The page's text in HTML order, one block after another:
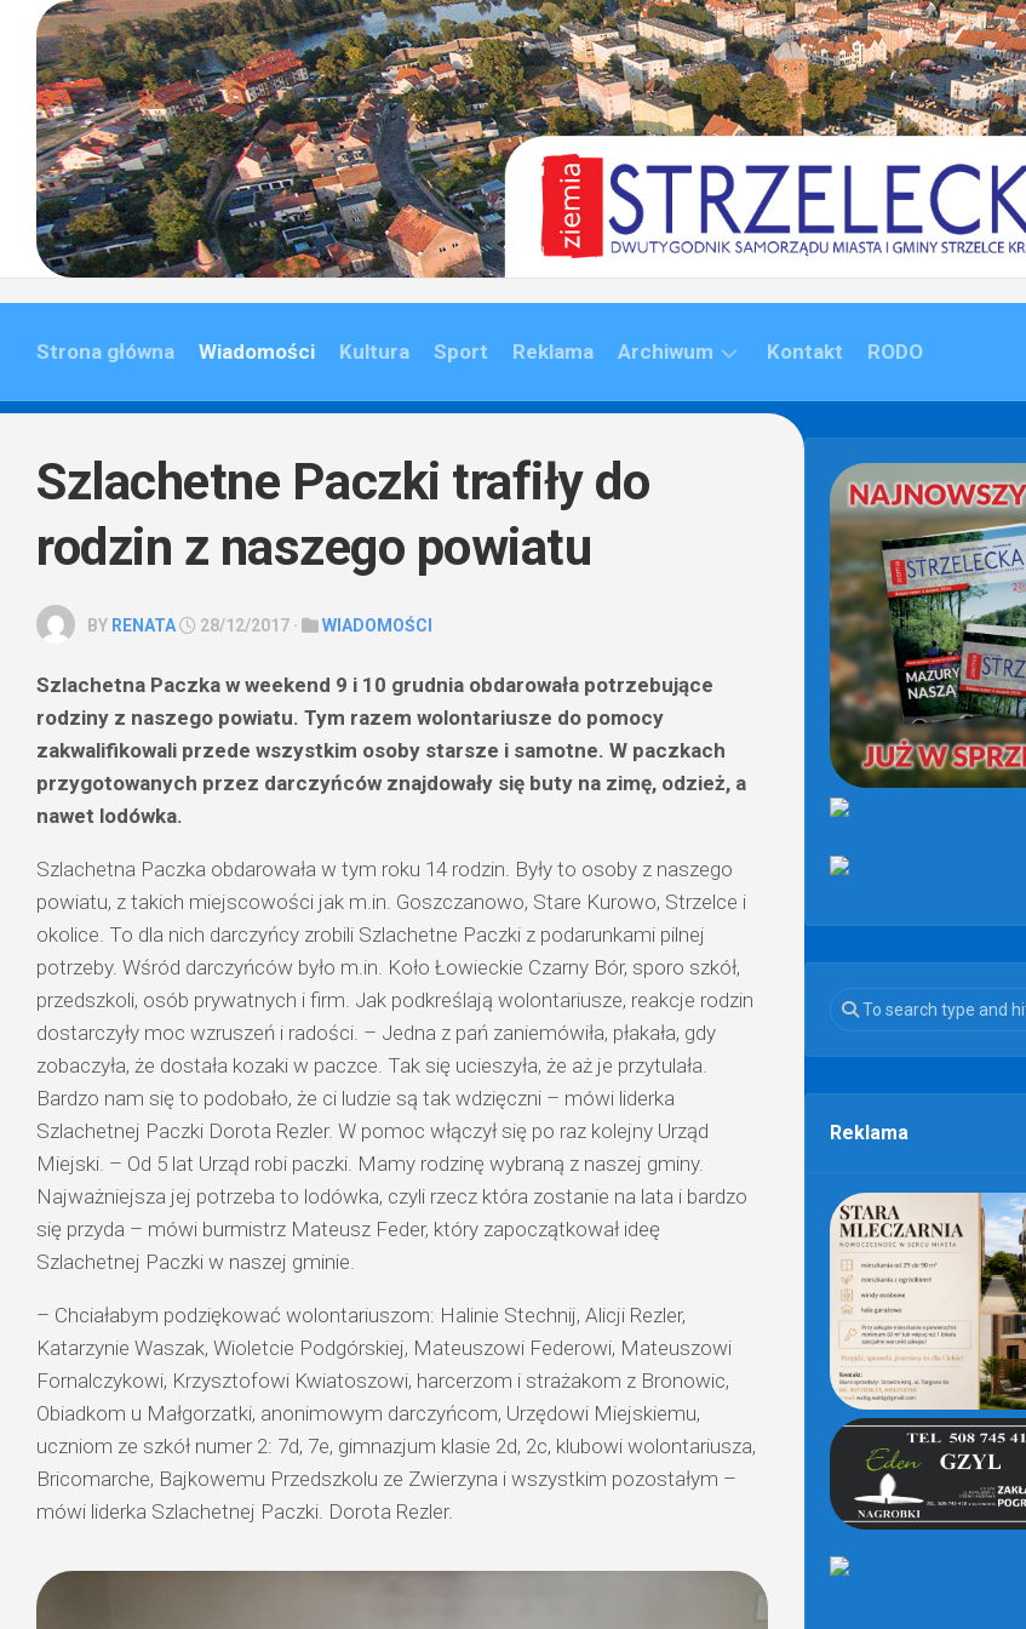
content
Strona główna Wiadomości Kultura Sport Reklama Archiwum
2020)
Kontakt RODO
Szlachetne Paczki trafiły do
rodzin z naszego powiatu
BY RENATA 28/12/2017 · WIADOMOŚCI
Szlachetna Paczka w weekend 9 i 10 grudnia obdarowała potrzebujące
rodziny z naszego powiatu. Tym razem wolontariusze do pomocy
zakwalifikowali przede wszystkim osoby starsze i samotne. W paczkach
przygotowanych przez darczyńców znajdowały się buty na zimę, odzież, a
nawet lodówka.
Szlachetna Paczka obdarowała w tym roku 14 rodzin. Były to osoby z naszego
powiatu, z takich miejscowości jak m.in. Goszczanowo, Stare Kurowo, Strzelce i
okolice. To dla nich darczyńcy zrobili Szlachetne Paczki z podarunkami pilnej
potrzeby. Wśród darczyńców było m.in. Koło Łowieckie Czarny Bór, sporo szkół,
przedszkoli, osób prywatnych i firm. Jak podkreślają wolontariusze, reakcje rodzin
dostarczyły moc wzruszeń i radości. – Jedna z pań zaniemówiła, płakała, gdy
zobaczyła, że dostała kozaki w paczce. Tak się ucieszyła, że aż je przytulała.
Bardzo nam się to podobało, że ci ludzie są tak wdzięczni – mówi liderka
Szlachetnej Paczki Dorota Rezler. W pomoc włączył się po raz kolejny Urząd
Miejski. – Od 5 lat Urząd robi paczki. Mamy rodzinę wybraną z naszej gminy.
Najważniejsza jej potrzeba to lodówka, czyli rzecz która zostanie na lata i bardzo
się przyda – mówi burmistrz Mateusz Feder, który zapoczątkował ideę
Szlachetnej Paczki w naszej gminie.
– Chciałabym podziękować wolontariuszom: Halinie Stechnij, Alicji Rezler,
Katarzynie Waszak, Wioletcie Podgórskiej, Mateuszowi Federowi, Mateuszowi
Fornalczykowi, Krzysztofowi Kwiatoszowi, harcerzom i strażakom z Bronowic,
Obiadkom u Małgorzatki, anonimowym darczyńcom, Urzędowi Miejskiemu,
uczniom ze szkół numer 2: 7d, 7e, gimnazjum klasie 2d, 2c, klubowi wolontariusza,
Bricomarche, Bajkowemu Przedszkolu ze Zwierzyna i wszystkim pozostałym –
mówi liderka Szlachetnej Paczki. Dorota Rezler.
Reklama